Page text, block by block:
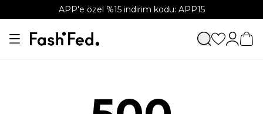
APP'e özel %15 indirim kodu: APP15